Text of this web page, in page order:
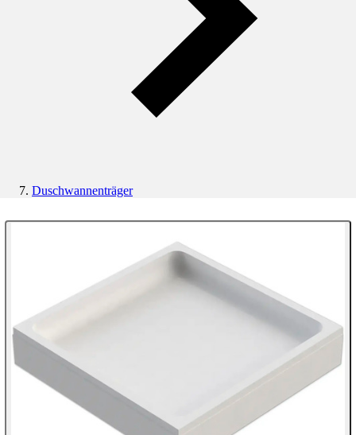
Duschwannenträger